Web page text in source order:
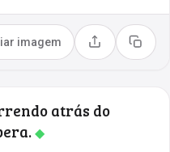
imagem Compartilhar
Copiar
atrás do
◆